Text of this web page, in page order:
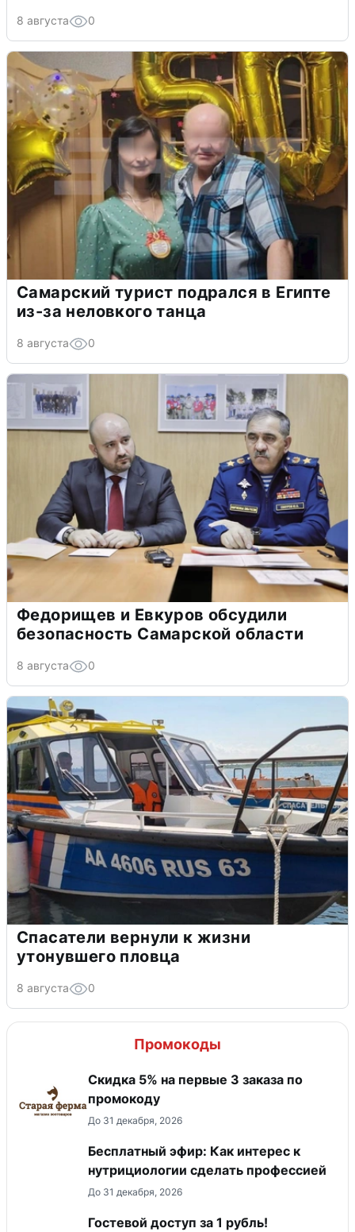
8 августа 0
Самарский турист подрался в Египте
из-за неловкого танца
8 августа 0
Федорищев и Евкуров обсудили
безопасность Самарской области
8 августа 0
Спасатели вернули к жизни
утонувшего пловца
8 августа 0
Промокоды
Скидка 5% на первые 3 заказа по
промокоду
До 31 декабря, 2026
Бесплатный эфир: Как интерес к
нутрициологии сделать профессией
До 31 декабря, 2026
Гостевой доступ за 1 рубль!